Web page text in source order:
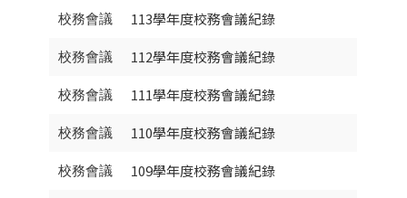
校務會議 113學年度校務會議紀錄
校務會議 112學年度校務會議紀錄
校務會議 111學年度校務會議紀錄
校務會議 110學年度校務會議紀錄
校務會議 109學年度校務會議紀錄